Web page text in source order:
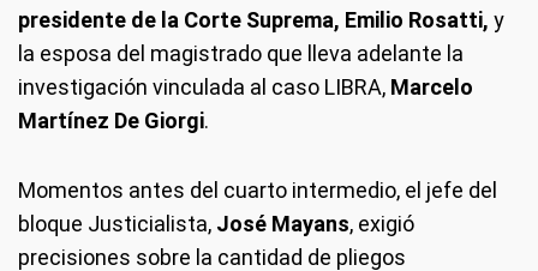
presidente de la Corte Suprema, Emilio Rosatti, y
la esposa del magistrado que lleva adelante la
investigación vinculada al caso LIBRA, Marcelo
Martínez De Giorgi.
Momentos antes del cuarto intermedio, el jefe del
bloque Justicialista, José Mayans, exigió
precisiones sobre la cantidad de pliegos